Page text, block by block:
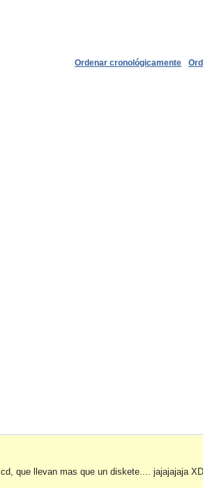
Ordenar cronológicamente
que llevan mas que un diskete.... jajajajaja XD